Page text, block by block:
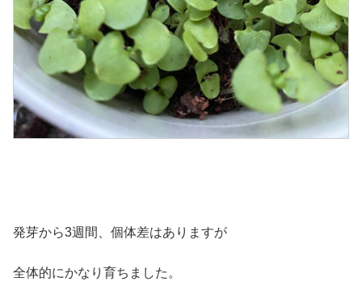
発芽から3週間、個体差はありますが
全体的にかなり育ちました。